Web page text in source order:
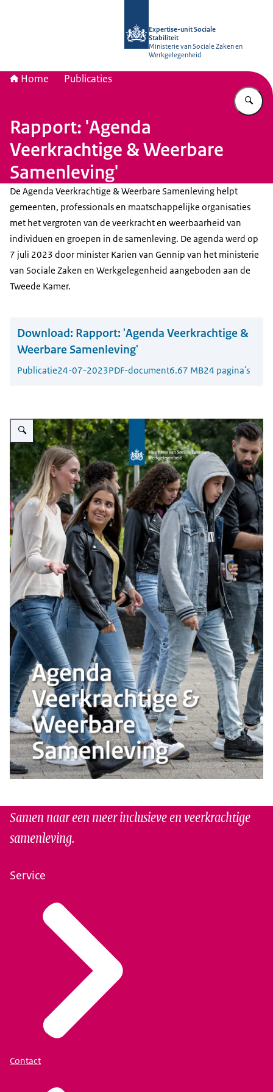
Expertise-unit Sociale
Stabiliteit
Ministerie van Sociale Zaken en
Werkgelegenheid
Home Publicaties
Rapport: 'Agenda
Veerkrachtige & Weerbare
Samenleving'
De Agenda Veerkrachtige & Weerbare Samenleving helpt
gemeenten, professionals en maatschappelijke organisaties
met het vergroten van de veerkracht en weerbaarheid van
individuen en groepen in de samenleving. De agenda werd op
7 juli 2023 door minister Karien van Gennip van het ministerie
van Sociale Zaken en Werkgelegenheid aangeboden aan de
Tweede Kamer.
Download: Rapport: 'Agenda Veerkrachtige &
Weerbare Samenleving'
Publicatie24-07-2023PDF-document6.67 MB24 pagina's
Vergroot afbeelding Beginblad rapport: 'Agenda Veerkrachtige & Weerbare
Samen naar een meer inclusieve en veerkrachtige
samenleving.
Service
Contact